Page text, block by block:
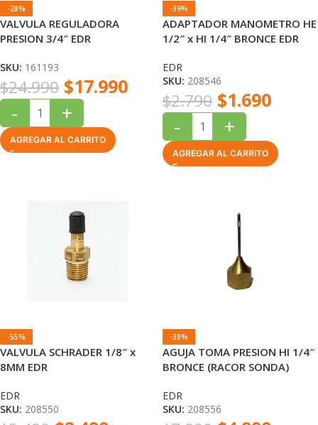
-28%
VALVULA REGULADORA
PRESION 3/4″ EDR
SKU: 161193
$24.990 $17.990
- +
AGREGAR AL CARRITO
-39%
ADAPTADOR MANOMETRO HE
1/2″ x HI 1/4″ BRONCE EDR
EDR
SKU: 208546
$2.790 $1.690
- +
AGREGAR AL CARRITO
-55%
VALVULA SCHRADER 1/8″ x
8MM EDR
EDR
SKU: 208550
-38%
AGUJA TOMA PRESION HI 1/4″
BRONCE (RACOR SONDA)
EDR
SKU: 208556